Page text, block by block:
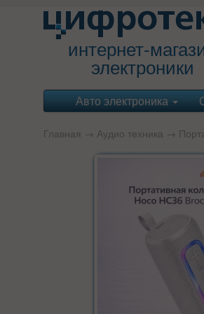
интернет-
электроники
Авто электроника
Главная → Аудио техника →